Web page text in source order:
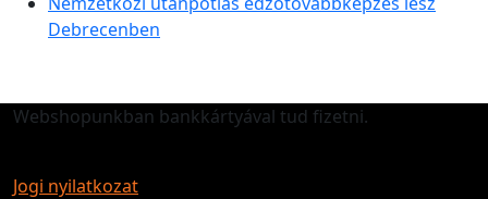
Debrecenben
Webshopunkban bankkártyával tud fizetni.
Jogi nyilatkozat